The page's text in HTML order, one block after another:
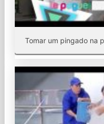
Tomar um pingado na